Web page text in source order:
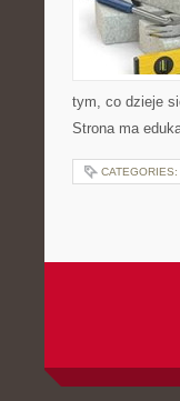
tym, co dzieje
Strona ma
CATEGORIES: